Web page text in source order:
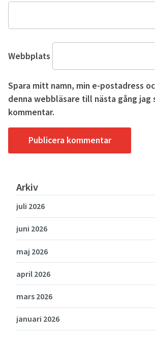
Webbplats
Spara mitt namn, min e-postadress
denna webbläsare till nästa gång jag
kommentar.
Arkiv
juli 2026
juni 2026
maj 2026
april 2026
mars 2026
januari 2026